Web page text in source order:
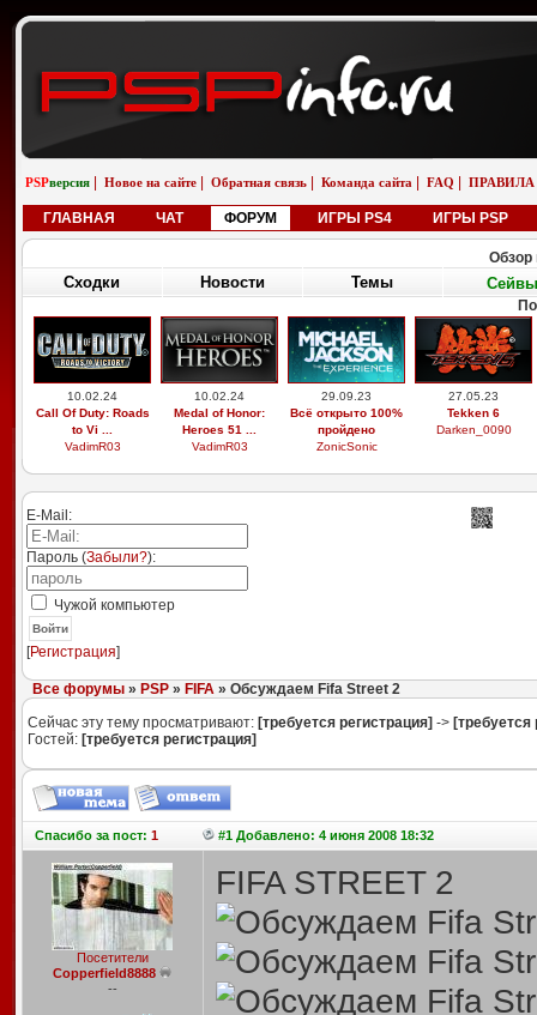
PSPверсия Новое на сайте Обратная связь Команда сайта FAQ ПРАВИЛА
ГЛАВНАЯ ЧАТ ФОРУМ ИГРЫ PS4 ИГРЫ PSP
Обзор
Сходки Новости Темы Сейвы
10.02.24
Call Of Duty: Roads
to Vi ...
VadimR03
10.02.24
Medal of Honor:
Heroes 51 ...
VadimR03
29.09.23
Всё открыто 100%
пройдено
ZonicSonic
27.05.23
Tekken 6
Darken_0090
E-Mail:
Пароль (Забыли?):
Чужой компьютер
Войти
[Регистрация]
Все форумы» PSP» FIFA» Обсуждаем Fifa Street 2
Сейчас эту тему просматривают: [требуется регистрация] -> [требуется
Гостей: [требуется регистрация]
Спасибоза пост: 1 #1 Добавлено: 4 июня 2008 18:32
Посетители
Copperfield8888
--
FIFA STREET 2